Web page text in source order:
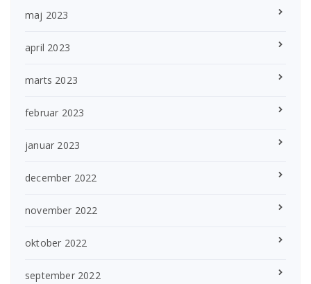
maj 2023
april 2023
marts 2023
februar 2023
januar 2023
december 2022
november 2022
oktober 2022
september 2022